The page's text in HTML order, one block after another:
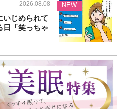
2026.08.08
いじめられて
日「笑っちゃ
NEW